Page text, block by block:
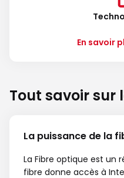
En savoir
Tout savoir sur
La puissance de la
La Fibre optique est un
fibre donne accès à